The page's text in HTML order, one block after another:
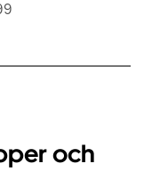
och